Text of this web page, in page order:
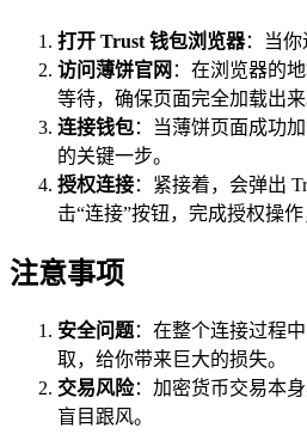
打开 Trust 钱包浏览器：当你
访问薄饼官网 ：在浏览器的
等待，确保页面完全加载出来
连接钱包：当薄饼页面成功
的关键一步。
授权连接：紧接着，会弹出
击“连接”按钮，完成授权操
注意事项
安全问题：在整个连接过程
取，给你带来巨大的损失。
交易风险：加密货币交易本
盲目跟风。